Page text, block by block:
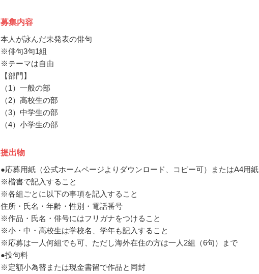
募集内容
本人が詠んだ未発表の俳句
※俳句3句1組
※テーマは自由
【部門】
（1）一般の部
（2）高校生の部
（3）中学生の部
（4）小学生の部
提出物
●応募用紙（公式ホームページよりダウンロード、コピー可）またはA4用紙
※楷書で記入すること
※各組ごとに以下の事項を記入すること
住所・氏名・年齢・性別・電話番号
※作品・氏名・俳号にはフリガナをつけること
※小・中・高校生は学校名、学年も記入すること
※応募は一人何組でも可、ただし海外在住の方は一人2組（6句）まで
●投句料
※定額小為替または現金書留で作品と同封